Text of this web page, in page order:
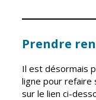
Marchés
publics
Titres
d'identité
Prendre
Il est désormais
ligne pour refaire
sur le lien ci-